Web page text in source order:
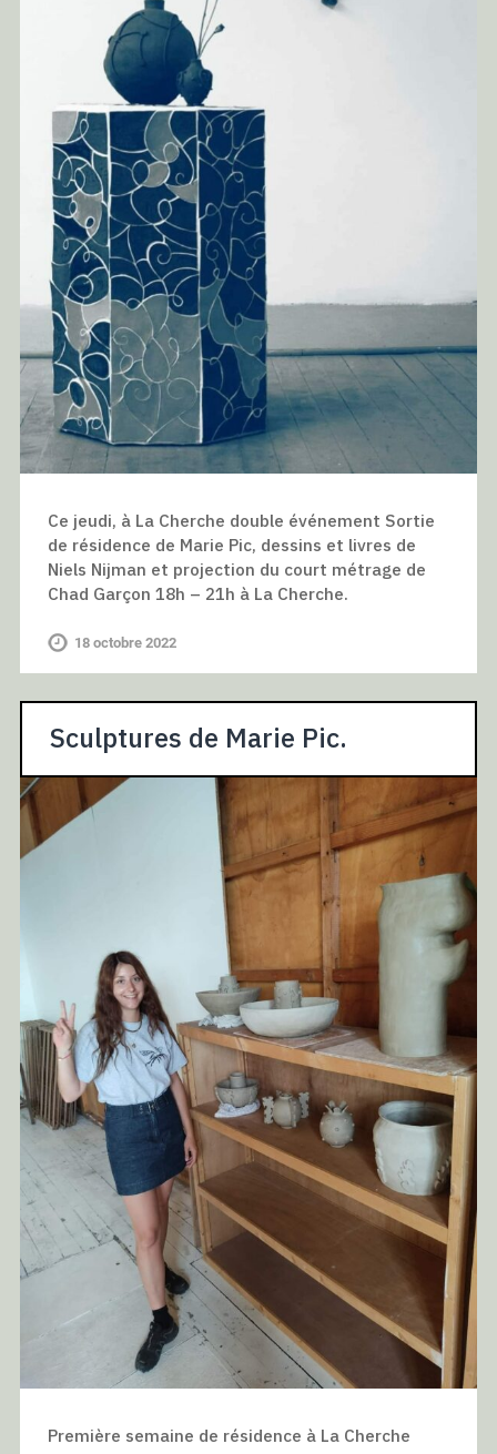
Ce jeudi, à La Cherche double événement Sortie
de résidence de Marie Pic, dessins et livres de
Niels Nijman et projection du court métrage de
Chad Garçon 18h – 21h à La Cherche.
18 octobre 2022
Sculptures de Marie Pic.
Première semaine de résidence à La Cherche